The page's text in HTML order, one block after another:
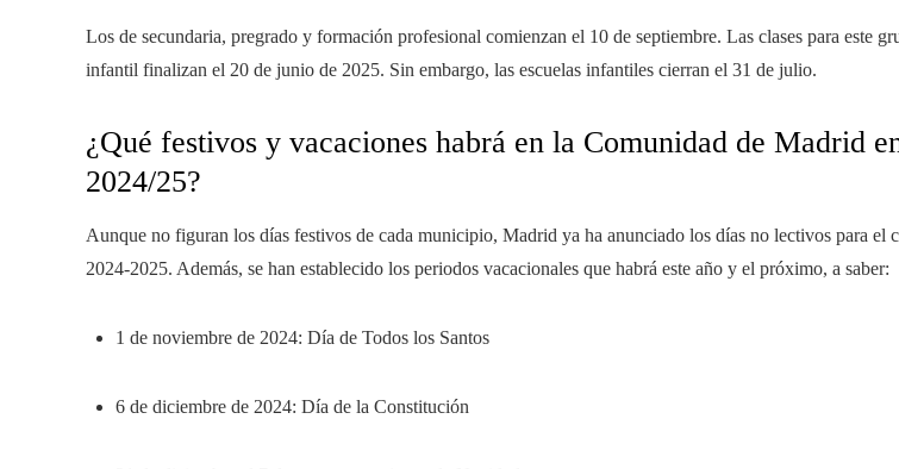
Los de secundaria, pregrado y formación profesional comienzan el 10 de septiembre. Las clases para este
infantil finalizan el 20 de junio de 2025. Sin embargo, las escuelas infantiles cierran el 31 de julio.
¿Qué festivos y vacaciones habrá en la Comunidad de Madrid
2024/25?
Aunque no figuran los días festivos de cada municipio, Madrid ya ha anunciado los días no lectivos para el
2024-2025. Además, se han establecido los periodos vacacionales que habrá este año y el próximo, a saber:
1 de noviembre de 2024: Día de Todos los Santos
6 de diciembre de 2024: Día de la Constitución